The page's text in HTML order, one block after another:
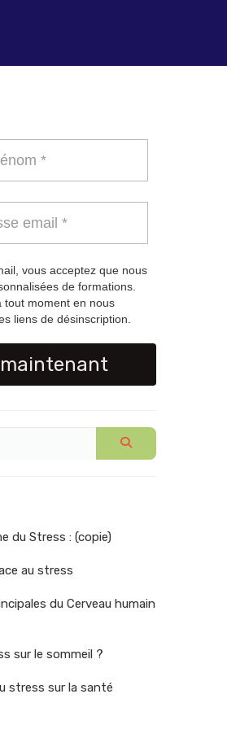
vous acceptez que nous
de formations.
tout moment en nous
liens de désinscription.
du Stress : (copie)
au stress
du Cerveau humain
sur le sommeil ?
stress sur la santé